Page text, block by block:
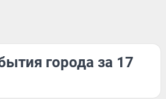
города за 17